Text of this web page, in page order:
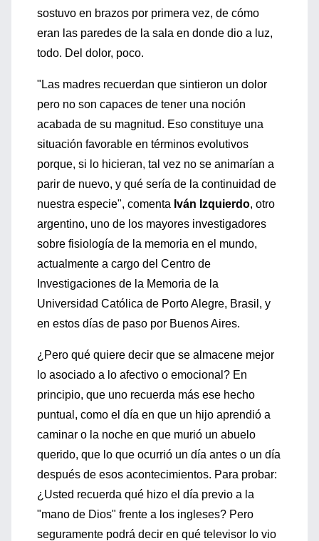
sostuvo en brazos por primera vez, de cómo
eran las paredes de la sala en donde dio a luz,
todo. Del dolor, poco.
"Las madres recuerdan que sintieron un dolor
pero no son capaces de tener una noción
acabada de su magnitud. Eso constituye una
situación favorable en términos evolutivos
porque, si lo hicieran, tal vez no se animarían a
parir de nuevo, y qué sería de la continuidad de
nuestra especie", comenta Iván Izquierdo, otro
argentino, uno de los mayores investigadores
sobre fisiología de la memoria en el mundo,
actualmente a cargo del Centro de
Investigaciones de la Memoria de la
Universidad Católica de Porto Alegre, Brasil, y
en estos días de paso por Buenos Aires.
¿Pero qué quiere decir que se almacene mejor
lo asociado a lo afectivo o emocional? En
principio, que uno recuerda más ese hecho
puntual, como el día en que un hijo aprendió a
caminar o la noche en que murió un abuelo
querido, que lo que ocurrió un día antes o un día
después de esos acontecimientos. Para probar:
¿Usted recuerda qué hizo el día previo a la
"mano de Dios" frente a los ingleses? Pero
seguramente podrá decir en qué televisor lo vio